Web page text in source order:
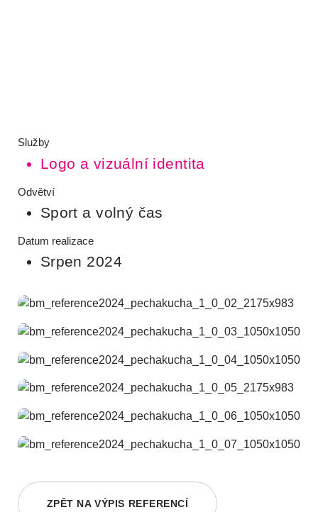
Služby
Logo a vizuální identita
Odvětví
Sport a volný čas
Datum realizace
Srpen 2024
ZPĚT NA VÝPIS REFERENCÍ